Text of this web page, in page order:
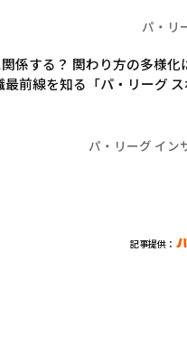
パ・リ
係する？ 関わり方の多様化
前線を知る「パ・リーグ
パ・リーグ イン
記事提供：